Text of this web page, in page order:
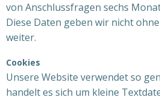
von Anschlussfragen sechs
Diese Daten geben wir nicht
weiter.
Cookies
Unsere Website verwendet so
handelt es sich um kleine